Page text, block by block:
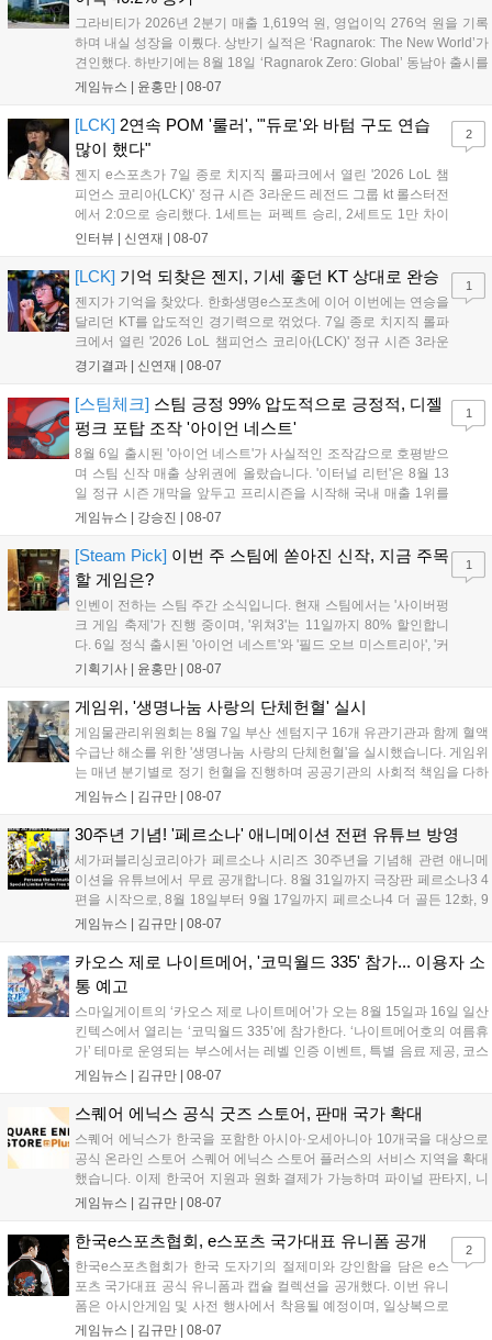
그라비티가 2026년 2분기 매출 1,619억 원, 영업이익 276억 원을 기록
하며 내실 성장을 이뤘다. 상반기 실적은 ‘Ragnarok: The New World’가
견인했다. 하반기에는 8월 18일 ‘Ragnarok Zero: Global’ 동남아 출시를
시작으로 9월 3일 ‘달려라 헤베레케 EX’, 9월 22일 ‘갈바테인’ 등 다양한
이’ 출시가 예정돼 있으며, 2027년에는 ‘Ragnarok 3’ 등 대작을 글로벌
출시할 계획이다. 그라비티는 조인트벤처 설립과 라그나로크 에코 시스
템 구축을 통해 신성장 동력을 확보할 방침이다....
게임뉴스 | 윤홍만 | 08-07
[LCK] 2연속 POM '룰러', "'듀로'와 바텀 구도 연습
많이 했다"
젠지 e스포츠가 7일 종로 치지직 롤파크에서 열린 '2026 LoL 챔
피언스 코리아(LCK)' 정규 시즌 3라운드 레전드 그룹 kt 롤스터전
에서 2:0으로 승리했다. 1세트는 퍼펙트 승리, 2세트도 1만 차이
를 벌리며 25분 만에 승리하면서 말 그대로 압도적인 경기력을 선
하며 POM에 선정됐...
인터뷰 | 신연재 | 08-07
2
[LCK] 기억 되찾은 젠지, 기세 좋던 KT 상대로 완승
젠지가 기억을 찾았다. 한화생명e스포츠에 이어 이번에는 연승을
달리던 KT를 압도적인 경기력으로 꺾었다. 7일 종로 치지직 롤파
크에서 열린 '2026 LoL 챔피언스 코리아(LCK)' 정규 시즌 3라운
드 레전드 그룹, kt 롤스터와 젠지 e스포츠의 대결에서 젠지가 압
기억을 되찾기라도 한 듯 1,...
경기결과 | 신연재 | 08-07
1
[스팀체크] 스팀 긍정 99% 압도적으로 긍정적, 디젤
펑크 포탑 조작 '아이언 네스트'
8월 6일 출시된 '아이언 네스트'가 사실적인 조작감으로 호평받으
며 스팀 신작 매출 상위권에 올랐습니다. '이터널 리턴'은 8월 13
일 정규 시즌 개막을 앞두고 프리시즌을 시작해 국내 매출 1위를
기록했습니다. 25주년을 맞은 '고스트 리콘' 시리즈는 8월 6일 쇼
'마블 투혼: 파이팅 소울즈'와 레트로 수리 시뮬레이션 '리스토
리'도 스팀에 정식 출시되었습니다....
게임뉴스 | 강승진 | 08-07
1
[Steam Pick] 이번 주 스팀에 쏟아진 신작, 지금 주목
할 게임은?
인벤이 전하는 스팀 주간 소식입니다. 현재 스팀에서는 '사이버펑
크 게임 축제'가 진행 중이며, '위쳐3'는 11일까지 80% 할인합니
다. 6일 정식 출시된 '아이언 네스트'와 '필드 오브 미스트리아', '커
세어 코브'가 호평받고 있습니다. 한편, 7일 출시된 '마블 투혼'은
다. 유비소프트의 '고스트리콘: 와일드랜드'는 7년 만의 대규모 업
기획기사 | 윤홍만 | 08-07
1
게임위, '생명나눔 사랑의 단체헌혈' 실시
게임물관리위원회는 8월 7일 부산 센텀지구 16개 유관기관과 함께 혈액
수급난 해소를 위한 '생명나눔 사랑의 단체헌혈'을 실시했습니다. 게임위
는 매년 분기별로 정기 헌혈을 진행하며 공공기관의 사회적 책임을 다하
고 있으며, 이번 행사에는 영화진흥위원회 등 14개 기관 임직원이 동참
따뜻한 실천에 참여한 모든 임직원에게 감사의 뜻을 전하며 헌혈 문화
게임뉴스 | 김규만 | 08-07
30주년 기념! '페르소나' 애니메이션 전편 유튜브 방영
세가퍼블리싱코리아가 페르소나 시리즈 30주년을 기념해 관련 애니메
이션을 유튜브에서 무료 공개합니다. 8월 31일까지 극장판 페르소나3 4
편을 시작으로, 8월 18일부터 9월 17일까지 페르소나4 더 골든 12화, 9
월 15일부터 10월 14일까지 페르소나5 시리즈가 순차 공개됩니다. 또한
영상 및 대형 전광판에 소개될 예정입니다....
게임뉴스 | 김규만 | 08-07
카오스 제로 나이트메어, '코믹월드 335' 참가... 이용자 소
통 예고
스마일게이트의 ‘카오스 제로 나이트메어’가 오는 8월 15일과 16일 일산
킨텍스에서 열리는 ‘코믹월드 335’에 참가한다. ‘나이트메어호의 여름휴
가’ 테마로 운영되는 부스에서는 레벨 인증 이벤트, 특별 음료 제공, 코스
프레 모델 포토존 등 다채로운 행사가 진행된다. 유명 코스어 7인이 캐릭
세한 정보는 공식 커뮤니티에서 확인 가능하다....
게임뉴스 | 김규만 | 08-07
스퀘어 에닉스 공식 굿즈 스토어, 판매 국가 확대
스퀘어 에닉스가 한국을 포함한 아시아·오세아니아 10개국을 대상으로
공식 온라인 스토어 스퀘어 에닉스 스토어 플러스의 서비스 지역을 확대
했습니다. 이제 한국어 지원과 원화 결제가 가능하며 파이널 판타지, 니
어 등 주요 게임의 피규어, 굿즈를 구매할 수 있습니다. 신상품이 순차적
용 가능합니다....
게임뉴스 | 김규만 | 08-07
한국e스포츠협회, e스포츠 국가대표 유니폼 공개
한국e스포츠협회가 한국 도자기의 절제미와 강인함을 담은 e스
포츠 국가대표 공식 유니폼과 캡슐 컬렉션을 공개했다. 이번 유니
폼은 아시안게임 및 사전 행사에서 착용될 예정이며, 일상복으로
구성된 컬렉션은 오는 8월 28일부터 골스튜디오 공식 홈페이지
게임뉴스 | 김규만 | 08-07
2